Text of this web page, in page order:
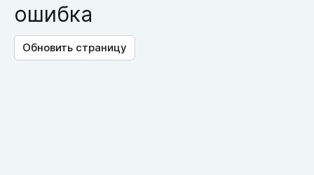
ошибка
Обновить страницу